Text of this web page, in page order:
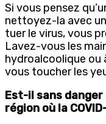
Si vous pensez
nettoyez-la avec
tuer le virus, vous
Lavez-vous les
hydroalcoolique ou
vous toucher les
Est-il sans danger
région où la